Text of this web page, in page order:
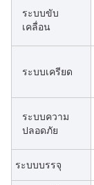
ระบบขับ
เคลื่อน
ระบบเครียด
ระบบความ
ปลอดภัย
ระบบบรรจุ